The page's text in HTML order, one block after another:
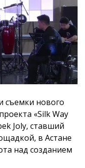
съемки нового
«Silk Way
Joly, ставший
в Астане
над созданием